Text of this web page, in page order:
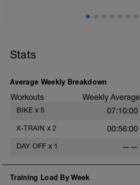
Stats
Average Weekly Breakdown
Workouts Weekly Average
BIKE x 5 07:10:00
X-TRAIN x 2 00:56:00
DAY OFF x 1 ——
Training Load By Week